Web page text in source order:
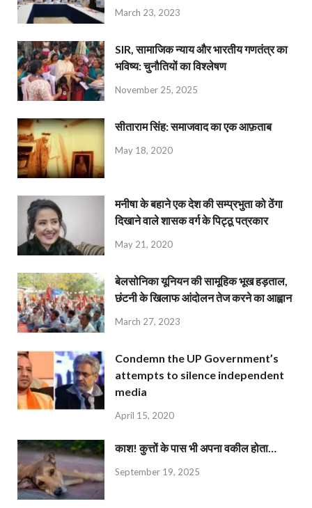
March 23, 2023
SIR, सामाजिक न्याय और भारतीय गणतंत्र का
भविष्य: चुनौतियों का विश्लेषण
November 25, 2025
सीताराम सिंह: समाजवाद का एक आफ़ताब
May 18, 2020
मनीषा के बहाने एक देश की सम्प्रभुता को ठेंगा
दिखाने वाले शासक वर्ग के पिट्ठू पत्रकार
May 21, 2020
बेलसोनिका यूनियन की सामूहिक भूख हड़ताल,
छंटनी के खिलाफ आंदोलन तेज करने का आह्वान
March 27, 2023
Condemn the UP Government’s
attempts to silence independent
media
April 15, 2020
काश! कुत्तों के पास भी अपना वकील होता…
September 19, 2025